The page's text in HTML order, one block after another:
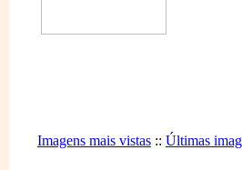
Imagens mais vistas :: Últimas